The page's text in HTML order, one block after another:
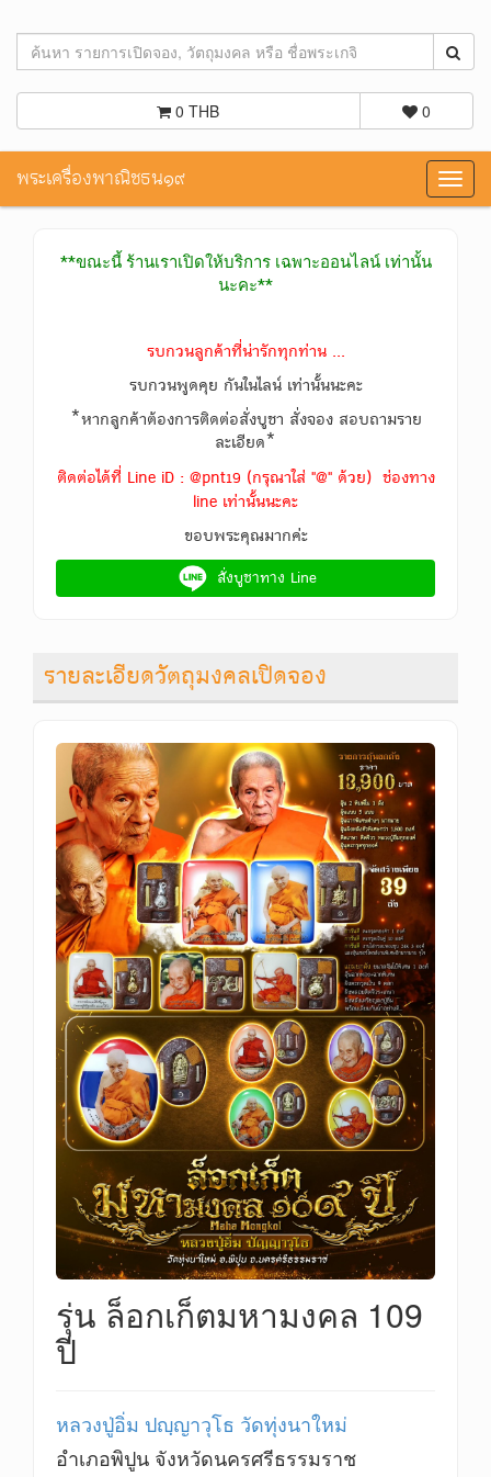
0 THB 0
พระเครื่องพาณิชธน๑๙
**ขณะนี้ ร้านเราเปิดให้บริการ เฉพาะออนไลน์ เท่านั้น
นะคะ**
รบกวนลูกค้าที่น่ารักทุกท่าน ...
รบกวนพูดคุย กันในไลน์ เท่านั้นนะคะ
*หากลูกค้าต้องการติดต่อสั่งบูชา สั่งจอง สอบถามราย
ละเอียด*
ติดต่อได้ที่ Line iD : @pnt19 (กรุณาใส่ "@" ด้วย) ช่องทาง
line เท่านั้นนะคะ
ขอบพระคุณมากค่ะ
สั่งบูชาทาง Line
รายละเอียดวัตถุมงคลเปิดจอง
รุ่น ล็อกเก็ตมหามงคล 109
ปี
หลวงปู่อิ่ม ปญฺญาวุโธ วัดทุ่งนาใหม่
อำเภอพิปูน จังหวัดนครศรีธรรมราช